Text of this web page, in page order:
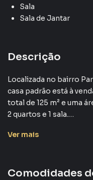
Sala
Sala de Jantar
Descrição
Localizada no bairro
casa padrão está à
total de 125 m² e uma
2 quartos e 1 sala.
A casa, atualmente
permite uma boa
Ver mais
Comodidades